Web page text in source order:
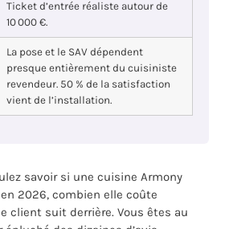
Ticket d’entrée réaliste autour de
10 000 €.
La pose et le SAV dépendent
presque entièrement du cuisiniste
revendeur. 50 % de la satisfaction
vient de l’installation.
savoir si une cuisine Armony
2026, combien elle coûte
client suit derrière. Vous êtes au